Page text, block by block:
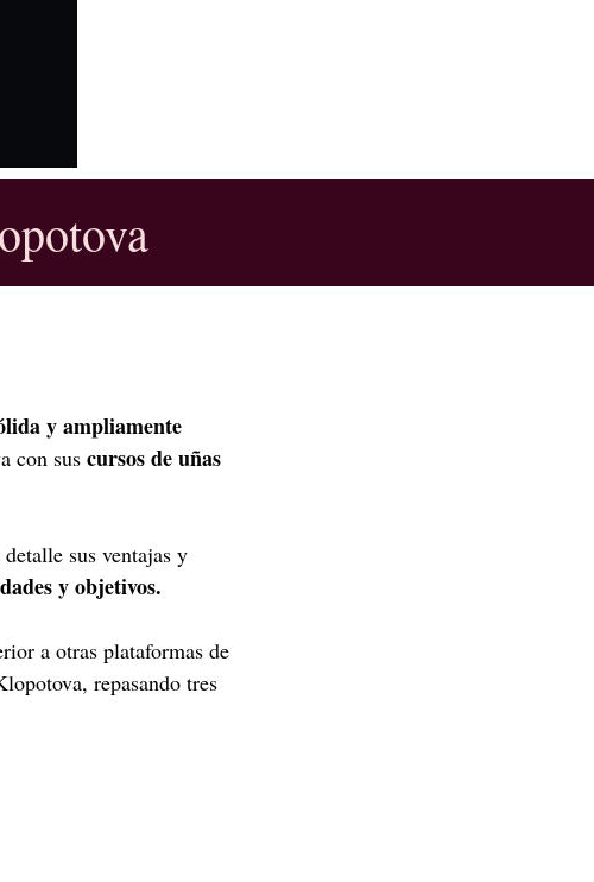
y ampliamente
con sus cursos de uñas
sus ventajas y
y objetivos.
a otras plataformas de
repasando tres